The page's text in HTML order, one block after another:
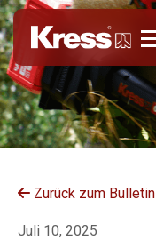
Zurück zum Bulletin
Juli 10, 2025